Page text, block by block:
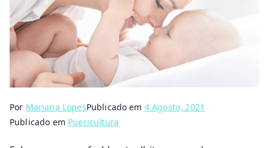
Por Mariana LopesPublicado em 4 Agosto, 2021
Publicado em Puericultura